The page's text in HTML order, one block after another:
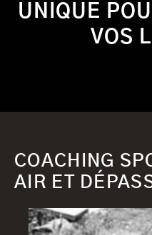
UNIQUE
VOS
COACHING
AIR ET